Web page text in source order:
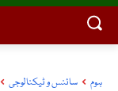
ہوم سائنس و ٹیکنالوجی